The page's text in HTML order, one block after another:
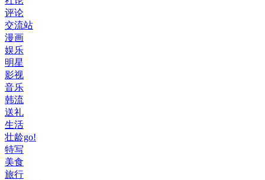
评论
交流站
漫画
娱乐
明星
影视
音乐
韩流
送礼
生活
壮龄go!
特写
美食
旅行